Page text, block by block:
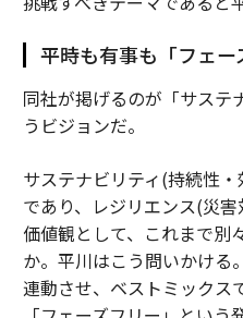
平時も有事も「フェ
同社が掲げるのが「サス
うビジョンだ。
サステナビリティ(持続性
であり、レジリエンス(災
価値観として、これまで別
か。平川はこう問いかけ
連動させ、ベストミックス